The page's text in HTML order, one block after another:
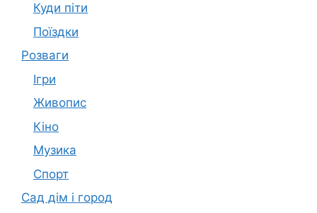
Куди піти
Поїздки
Розваги
Ігри
Живопис
Кіно
Музика
Спорт
Сад дім і город